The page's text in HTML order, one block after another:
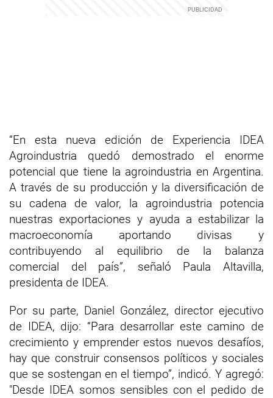
“En esta nueva edición de Experiencia IDEA
Agroindustria quedó demostrado el enorme
potencial que tiene la agroindustria en Argentina.
A través de su producción y la diversificación de
su cadena de valor, la agroindustria potencia
nuestras exportaciones y ayuda a estabilizar la
macroeconomía aportando divisas y
contribuyendo al equilibrio de la balanza
comercial del país”, señaló Paula Altavilla,
presidenta de IDEA.
Por su parte, Daniel González, director ejecutivo
de IDEA, dijo: “Para desarrollar este camino de
crecimiento y emprender estos nuevos desafíos,
hay que construir consensos políticos y sociales
que se sostengan en el tiempo”, indicó. Y agregó:
"Desde IDEA somos sensibles con el pedido de